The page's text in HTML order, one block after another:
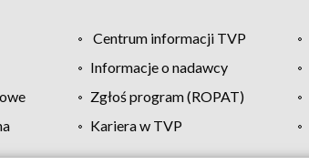
Centrum informacji TVP
Informacje o nadawcy
Zgłoś program (ROPAT)
Kariera w TVP